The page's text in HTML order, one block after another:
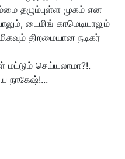
தழும்புள்ள முகம் என
டைமிங் காமெடியாலும்
திறமையான நடிகர்